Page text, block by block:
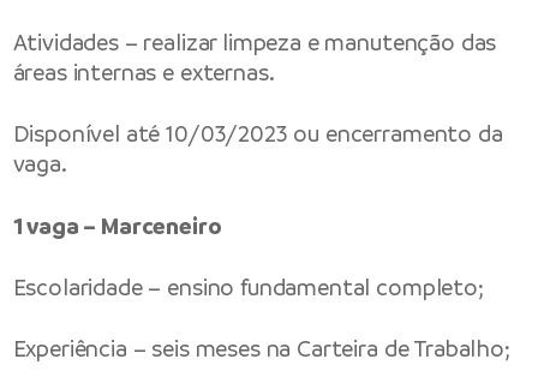
Atividades – realizar limpeza e manutenção das
áreas internas e externas.
Disponível até 10/03/2023 ou encerramento da
vaga.
1 vaga – Marceneiro
Escolaridade – ensino fundamental completo;
Experiência – seis meses na Carteira de Trabalho;